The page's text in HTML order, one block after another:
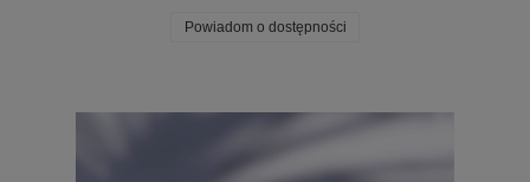
Powiadom o dostępności